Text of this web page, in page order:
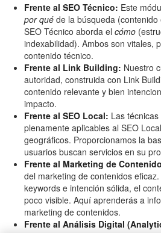
Frente al SEO Técnico: Este
por qué de la búsqueda
SEO Técnico aborda el cómo
indexabilidad). Ambos son vitales,
contenido técnico.
Frente al Link Building: Nuestro
autoridad, construida con Link
contenido relevante y bien
impacto.
Frente al SEO Local: Las
plenamente aplicables al SEO
geográficos. Proporcionamos la
usuarios buscan servicios en su
Frente al Marketing de
del marketing de contenidos
keywords e intención sólida, el
poco visible. Aquí aprenderás a
marketing de contenidos.
Frente al Análisis Digital